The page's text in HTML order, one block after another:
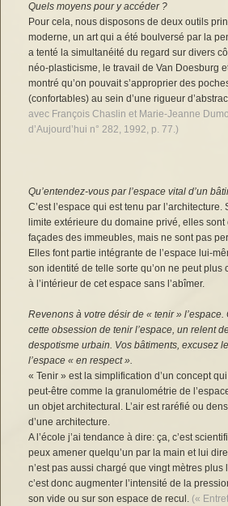
Quels moyens pour y accéder ?
Pour cela, nous disposons de deux outils
moderne, un art qui a été boulversé par la
a tenté la simultanéité du regard sur divers
néo-plasticisme, le travail de Van Doesburg
montré qu’on pouvait s’approprier des
(confortables) au sein d’une rigueur
avec François Chaslin et Marie-Jeanne
d’Aujourd’hui n° 282, 1992, p. 77.)
Qu’entendez-vous par l’espace vital d’un
C’est l’espace qui est tenu par
limite extérieure du domaine privé, elles sont
façades des immeubles, mais ne sont pas
Elles font partie intégrante de l’espace lui-
son identité de telle sorte qu’on ne peut plus
à l’intérieur de cet espace sans l’abîmer.
Revenons à votre désir de « tenir »
cette obsession de tenir l’espace, un relent
despotisme urbain. Vos bâtiments, excusez
l’espace « en respect ».
« Tenir » est la simplification d’un concept
peut-être comme la granulométrie de
un objet architectural. L’air est raréfié ou
d’une architecture.
A l’école j’ai tendance à dire: ça, c’est
peux amener quelqu’un par la main et lui
n’est pas aussi chargé que vingt mètres plus
c’est donc augmenter l’intensité de la
son vide ou sur son espace de recul. («